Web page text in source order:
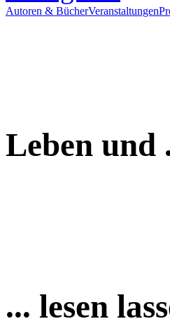
Autoren & BücherVeranstaltungen
Leben und
... lesen